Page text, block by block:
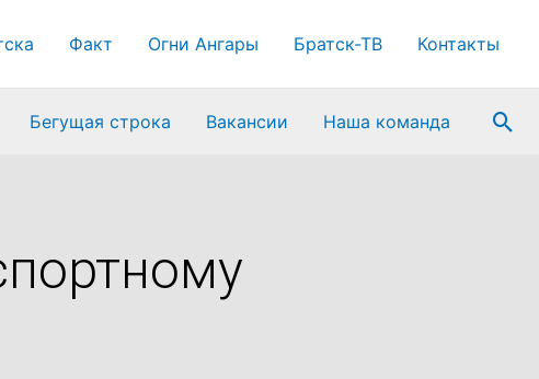
Факт Огни Ангары Братск-ТВ Контакты
Бегущая строка Вакансии Наша команда